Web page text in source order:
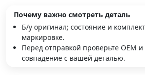
Почему важно смотреть деталь
Б/у оригинал; состояние и
маркировке.
Перед отправкой проверьте OEM и
совпадение с вашей деталью.